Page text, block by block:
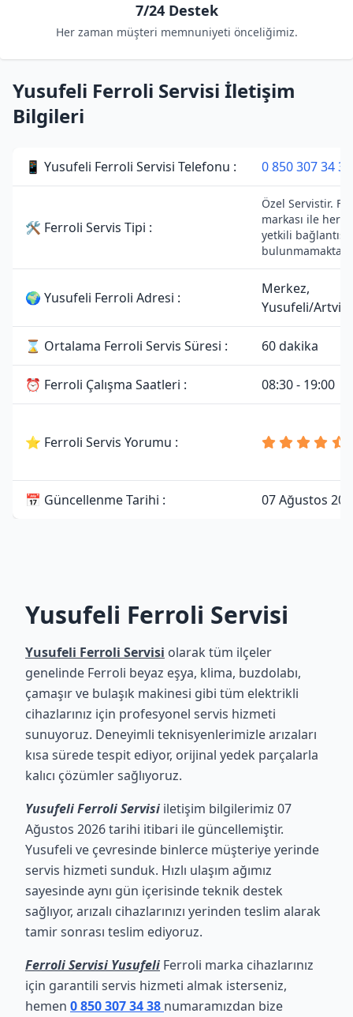
7/24 Destek
Her zaman müşteri memnuniyeti önceliğimiz.
Yusufeli Ferroli Servisi İletişim
Bilgileri
📱 Yusufeli Ferroli Servisi Telefonu : 0 850 307 34 38
🛠 Ferroli Servis Tipi :
Özel Servistir.
markası ile
yetkili bağlantısı
🌍 Yusufeli Ferroli Adresi :
Merkez,
Yusufeli/Artvin
⌛ Ortalama Ferroli Servis Süresi : 60 dakika
⏰ Ferroli Çalışma Saatleri : 08:30 - 19:00
⭐ Ferroli Servis Yorumu :
📅 Güncellenme Tarihi : 07 Ağustos
Yusufeli Ferroli Servisi
Yusufeli Ferroli Servisi olarak tüm ilçeler
genelinde Ferroli beyaz eşya, klima, buzdolabı,
çamaşır ve bulaşık makinesi gibi tüm elektrikli
cihazlarınız için profesyonel servis hizmeti
sunuyoruz. Deneyimli teknisyenlerimizle arızaları
kısa sürede tespit ediyor, orijinal yedek parçalarla
kalıcı çözümler sağlıyoruz.
Yusufeli Ferroli Servisi iletişim bilgilerimiz 07
Ağustos 2026 tarihi itibari ile güncellemiştir.
Yusufeli ve çevresinde binlerce müşteriye yerinde
servis hizmeti sunduk. Hızlı ulaşım ağımız
sayesinde aynı gün içerisinde teknik destek
sağlıyor, arızalı cihazlarınızı yerinden teslim alarak
tamir sonrası teslim ediyoruz.
Ferroli Servisi Yusufeli Ferroli marka cihazlarınız
için garantili servis hizmeti almak isterseniz,
hemen 0 850 307 34 38 numaramızdan bize